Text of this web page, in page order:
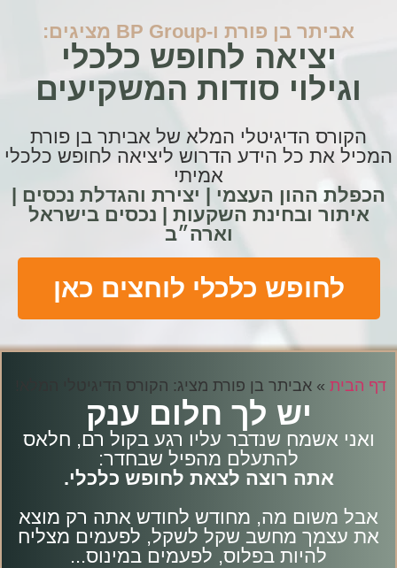
אביתר בן פורת ו-BP Group מציגים:
יציאה לחופש כלכלי
וגילוי סודות המשקיעים
הקורס הדיגיטלי המלא של אביתר בן פורת
המכיל את כל הידע הדרוש ליציאה לחופש כלכלי
אמיתי
הכפלת ההון העצמי | יצירת והגדלת נכסים |
איתור ובחינת השקעות | נכסים בישראל
וארה״ב
לחופש כלכלי לוחצים כאן
דף הבית » אביתר בן פורת מציג: הקורס הדיגיטלי המלא!
יש לך חלום ענק
ואני אשמח שנדבר עליו רגע בקול רם, חלאס
להתעלם מהפיל שבחדר:
אתה רוצה לצאת לחופש כלכלי.
אבל משום מה, מחודש לחודש אתה רק מוצא
את עצמך מחשב שקל לשקל, לפעמים מצליח
להיות בפלוס, לפעמים במינוס...